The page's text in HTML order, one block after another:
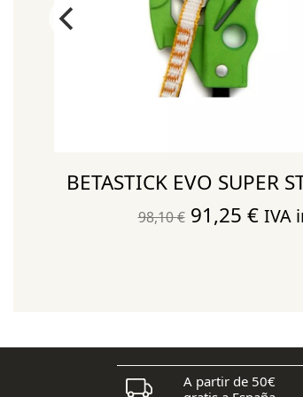
BETASTICK EVO SUPER
98,10€ El
91,25 €El
IVA
A partir de 50€